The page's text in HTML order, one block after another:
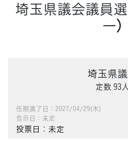
埼玉県議会議員選
一）
埼玉県
定数 93人
任期満了日：2027/04/29(木)
告示日：未定
投票日：未定